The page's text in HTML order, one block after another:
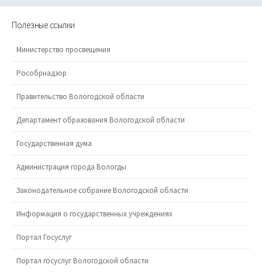
Полезные ссылки
Министерство просвещения
Рособрнадзор
Правительство Вологодской области
Департамент образования Вологодской области
Государственная дума
Администрация города Вологды
Законодательное собрание Вологодской области
Информация о государственных учреждениях
Портал Госуслуг
Портал госуслуг Вологодской области